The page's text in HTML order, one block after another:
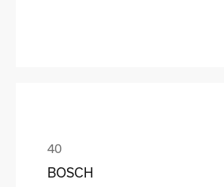
BOSCH